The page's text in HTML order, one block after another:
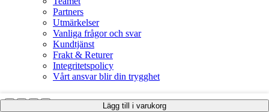
Lägg till i varukorg
Partners
Utmärkelser
Vanliga frågor och svar
Kundtjänst
Frakt & Returer
Integritetspolicy
Vårt ansvar blir din trygghet